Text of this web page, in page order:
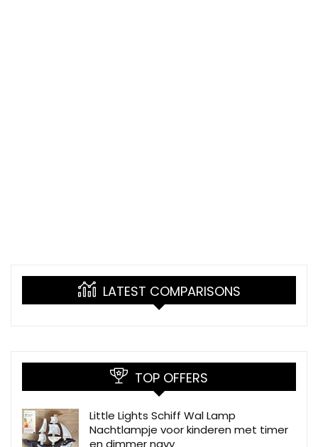
LATEST COMPARISONS
TOP OFFERS
Little Lights Schiff Wal Lamp
Nachtlampje voor kinderen met timer